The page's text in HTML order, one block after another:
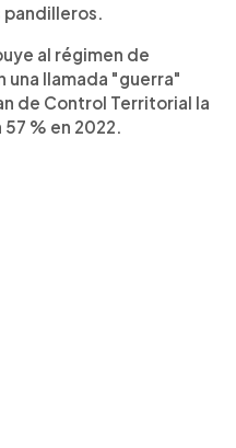
pandilleros.
al régimen de
llamada "guerra"
de Control Territorial la
% en 2022.